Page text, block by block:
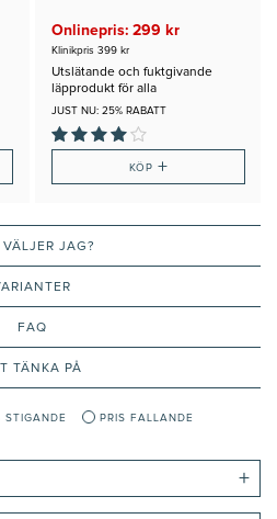
Onlinepris: 299 kr
Klinikpris 399 kr
Utslätande och fuktgivande
läpprodukt för alla
JUST NU: 25% RABATT
KÖP +
VÄLJER JAG?
FAQ
TÄNKA PÅ
+
STIGANDE
PRIS FALLANDE